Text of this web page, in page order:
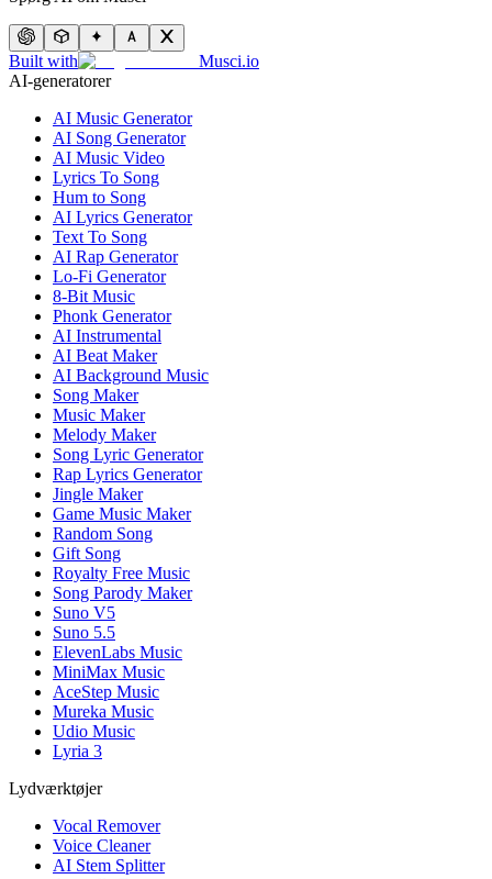
Built with
Musci.io
AI-generatorer
AI Music Generator
AI Song Generator
AI Music Video
Lyrics To Song
Hum to Song
AI Lyrics Generator
Text To Song
AI Rap Generator
Lo-Fi Generator
8-Bit Music
Phonk Generator
AI Instrumental
AI Beat Maker
AI Background Music
Song Maker
Music Maker
Melody Maker
Song Lyric Generator
Rap Lyrics Generator
Jingle Maker
Game Music Maker
Random Song
Gift Song
Royalty Free Music
Song Parody Maker
Suno V5
Suno 5.5
ElevenLabs Music
MiniMax Music
AceStep Music
Mureka Music
Udio Music
Lyria 3
Lydværktøjer
Vocal Remover
Voice Cleaner
AI Stem Splitter